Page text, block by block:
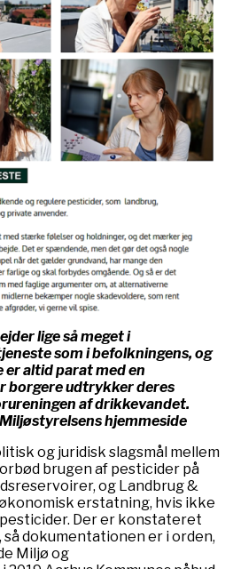
lige så meget i
som i befolkningens, og
altid parat med en
borgere udtrykker deres
af drikkevandet.
hjemmeside
og juridisk slagsmål mellem
brugen af pesticider på
og Landbrug &
erstatning, hvis ikke
Der er konstateret
dokumentationen er i orden,
Miljø og